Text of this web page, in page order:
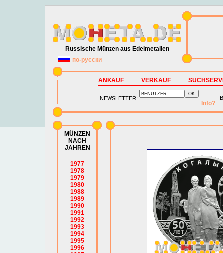
Russische Münzen aus Edelmetallen
по-русски
ANKAUF VERKAUF
NEWSLETTER:
Info?
MÜNZEN
NACH
JAHREN
1977
1978
1979
1980
1988
1989
1990
1991
1992
1993
1994
1995
1996